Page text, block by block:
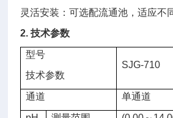
灵活安装：可选配流通池，适应不
2. 技术参数
型号
技术参数
SJG-710
通道 单通道